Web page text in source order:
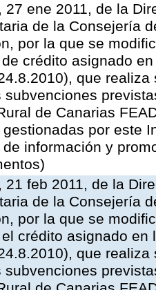
27 ene 2011, de la
de la Consejería
por la que se
crédito asignado
que
subvenciones
de Canarias
por este
información y
21 feb 2011, de la
de la Consejería
por la que se
crédito asignado
que
subvenciones